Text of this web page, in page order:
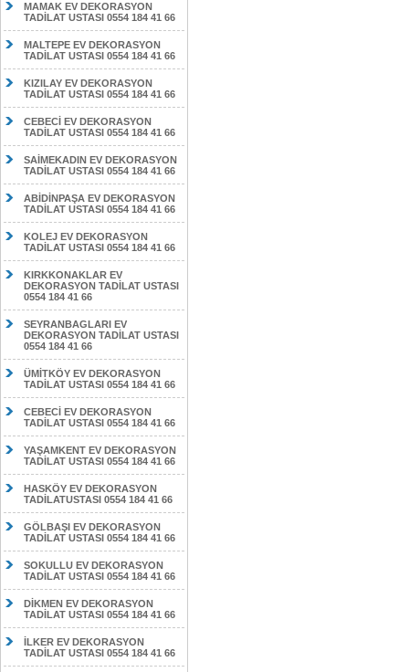
MAMAK EV DEKORASYON
TADİLAT USTASI 0554 184 41 66
MALTEPE EV DEKORASYON
TADİLAT USTASI 0554 184 41 66
KIZILAY EV DEKORASYON
TADİLAT USTASI 0554 184 41 66
CEBECİ EV DEKORASYON
TADİLAT USTASI 0554 184 41 66
SAİMEKADIN EV DEKORASYON
TADİLAT USTASI 0554 184 41 66
ABİDİNPAŞA EV DEKORASYON
TADİLAT USTASI 0554 184 41 66
KOLEJ EV DEKORASYON
TADİLAT USTASI 0554 184 41 66
KIRKKONAKLAR EV
DEKORASYON TADİLAT USTASI
0554 184 41 66
SEYRANBAGLARI EV
DEKORASYON TADİLAT USTASI
0554 184 41 66
ÜMİTKÖY EV DEKORASYON
TADİLAT USTASI 0554 184 41 66
CEBECİ EV DEKORASYON
TADİLAT USTASI 0554 184 41 66
YAŞAMKENT EV DEKORASYON
TADİLAT USTASI 0554 184 41 66
HASKÖY EV DEKORASYON
TADİLATUSTASI 0554 184 41 66
GÖLBAŞI EV DEKORASYON
TADİLAT USTASI 0554 184 41 66
SOKULLU EV DEKORASYON
TADİLAT USTASI 0554 184 41 66
DİKMEN EV DEKORASYON
TADİLAT USTASI 0554 184 41 66
İLKER EV DEKORASYON
TADİLAT USTASI 0554 184 41 66